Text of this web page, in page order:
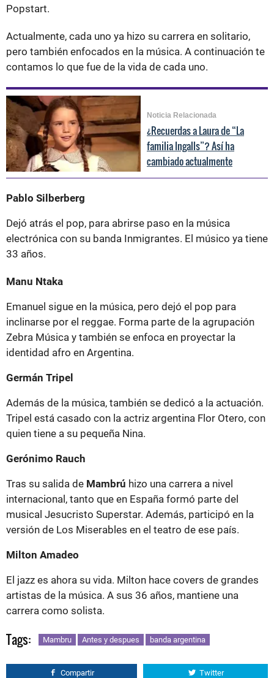
Popstart.
Actualmente, cada uno ya hizo su carrera en solitario,
pero también enfocados en la música. A continuación te
contamos lo que fue de la vida de cada uno.
Noticia Relacionada
¿Recuerdas a Laura de “La
familia Ingalls”? Así ha
cambiado actualmente
Pablo Silberberg
Dejó atrás el pop, para abrirse paso en la música
electrónica con su banda Inmigrantes. El músico ya tiene
33 años.
Manu Ntaka
Emanuel sigue en la música, pero dejó el pop para
inclinarse por el reggae. Forma parte de la agrupación
Zebra Música y también se enfoca en proyectar la
identidad afro en Argentina.
Germán Tripel
Además de la música, también se dedicó a la actuación.
Tripel está casado con la actriz argentina Flor Otero, con
quien tiene a su pequeña Nina.
Gerónimo Rauch
Tras su salida de Mambrú hizo una carrera a nivel
internacional, tanto que en España formó parte del
musical Jesucristo Superstar. Además, participó en la
versión de Los Miserables en el teatro de ese país.
Milton Amadeo
El jazz es ahora su vida. Milton hace covers de grandes
artistas de la música. A sus 36 años, mantiene una
carrera como solista.
Tags: Mambru Antes y despues banda argentina
Compartir Twitter